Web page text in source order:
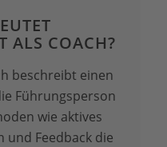
ALS COACH?
beschreibt einen
Führungsperson
wie aktives
und Feedback die